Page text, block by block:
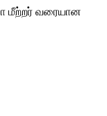
மீற்றர் வரையான